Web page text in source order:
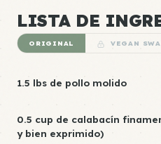
LISTA DE
ORIGINAL VEGAN
1.5 lbs de pollo molido
0.5 cup de calabacín
y bien exprimido)